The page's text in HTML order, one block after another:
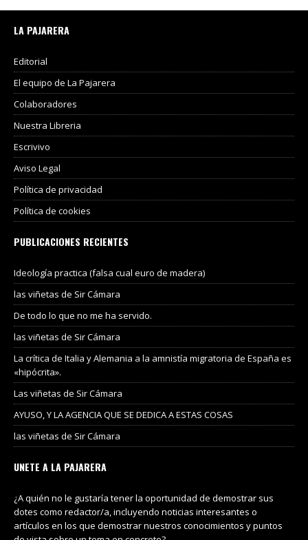
LA PAJARERA
Editorial
El equipo de La Pajarera
Colaboradores
Nuestra Libreria
Escrivivo
Aviso Legal
Política de privacidad
Política de cookies
PUBLICACIONES RECIENTES
Ideología practica (falsa cual euro de madera)
las viñetas de Sir Cámara
De todo lo que no me ha servido.
las viñetas de Sir Cámara
La crítica de Italia y Alemania a la amnistía migratoria de España es
«hipócrita».
Las viñetas de Sir Cámara
AYUSO, Y LA AGENCIA QUE SE DEDICA A ESTAS COSAS
las viñetas de Sir Cámara
UNETE A LA PAJARERA
¿A quién no le gustaría tener la oportunidad de demostrar sus
dotes como redactor/a, incluyendo noticias interesantes o
artículos en los que demostrar nuestros conocimientos y puntos